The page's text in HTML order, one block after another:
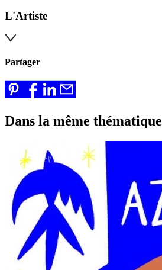
L'Artiste
Partager
Dans la même thématique